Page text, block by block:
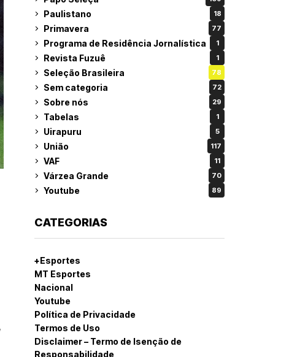
Paulistano 18
Primavera 77
Programa de Residência Jornalística 1
Revista Fuzuê 1
Seleção Brasileira 78
Sem categoria 72
Sobre nós 29
Tabelas 1
Uirapuru 5
União 117
VAF 11
Várzea Grande 70
Youtube 89
CATEGORIAS
+Esportes
MT Esportes
Nacional
Youtube
Política de Privacidade
Termos de Uso
Disclaimer – Termo de Isenção de
Responsabilidade